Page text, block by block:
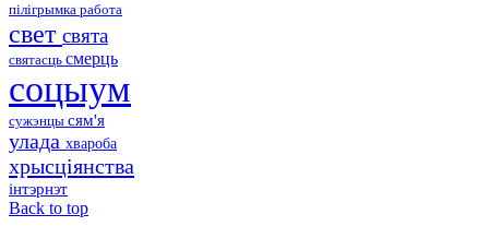
пілігрымка работа
свет свята
святасць смерць
соцыум
сужэнцы сям'я
улада хвароба
хрысціянства
інтэрнэт
Back to top